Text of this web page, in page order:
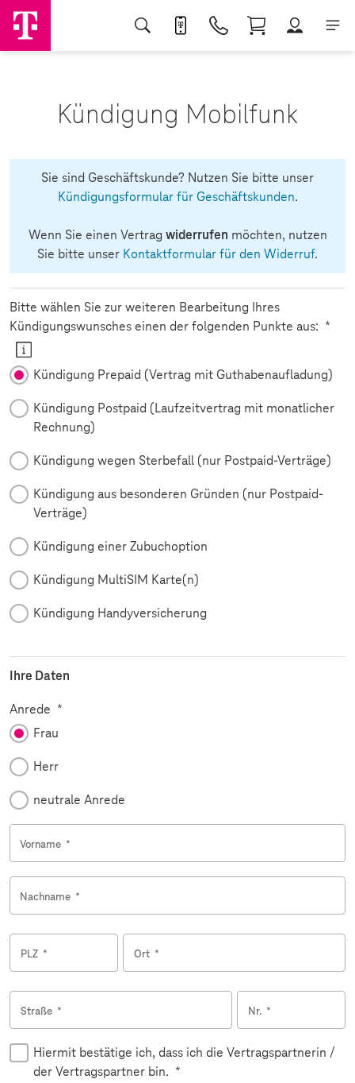
Kündigung Mobilfunk
Sie sind Geschäftskunde? Nutzen Sie bitte unser
Kündigungsformular für Geschäftskunden.
Wenn Sie einen Vertrag widerrufen möchten, nutzen
Sie bitte unser Kontaktformular für den Widerruf.
Bitte wählen Sie zur weiteren Bearbeitung Ihres
Kündigungswunsches einen der folgenden Punkte aus: *
Kündigung Prepaid (Vertrag mit Guthabenaufladung)
Kündigung Postpaid (Laufzeitvertrag mit monatlicher
Rechnung)
Kündigung wegen Sterbefall (nur Postpaid-Verträge)
Kündigung aus besonderen Gründen (nur Postpaid-
Verträge)
Kündigung einer Zubuchoption
Kündigung MultiSIM Karte(n)
Kündigung Handyversicherung
Ihre Daten
Anrede Pflichtfeld
*
Frau
Herr
neutrale Anrede
Vorname *
Nachname *
PLZ * Ort *
Straße * Nr. *
Hiermit bestätige ich, dass ich die Vertragspartnerin /
der Vertragspartner bin. *